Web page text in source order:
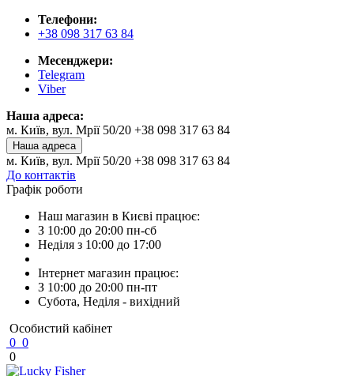
Телефони:
+38 098 317 63 84
Месенджери:
Telegram
Viber
Наша адреса:
м. Київ, вул. Мрії 50/20 +38 098 317 63 84
Наша адреса
м. Київ, вул. Мрії 50/20 +38 098 317 63 84
До контактів
Графік роботи
Наш магазин в Києві працює:
З 10:00 до 20:00 пн-сб
Неділя з 10:00 до 17:00
Інтернет магазин працює:
З 10:00 до 20:00 пн-пт
Субота, Неділя - вихідний
Особистий кабінет
0 0
0